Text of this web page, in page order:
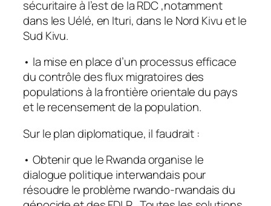
sécuritaire à l’est de la RDC ,notamment
dans les Uélé, en Ituri, dans le Nord Kivu et le
Sud Kivu.
• la mise en place d’un processus efficace
du contrôle des flux migratoires des
populations à la frontière orientale du pays
et le recensement de la population.
Sur le plan diplomatique, il faudrait :
• Obtenir que le Rwanda organise le
dialogue politique interwandais pour
résoudre le problème rwando-rwandais du